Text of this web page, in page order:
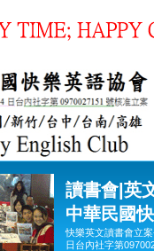
讀書會|英
中華民國
快樂英文讀書會立
日台內社字第